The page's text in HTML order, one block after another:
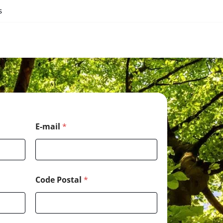
E-mail *
Code Postal *